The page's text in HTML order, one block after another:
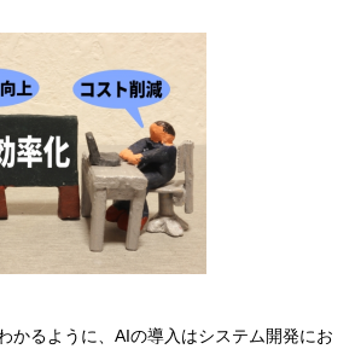
かるように、AIの導入はシステム開発にお